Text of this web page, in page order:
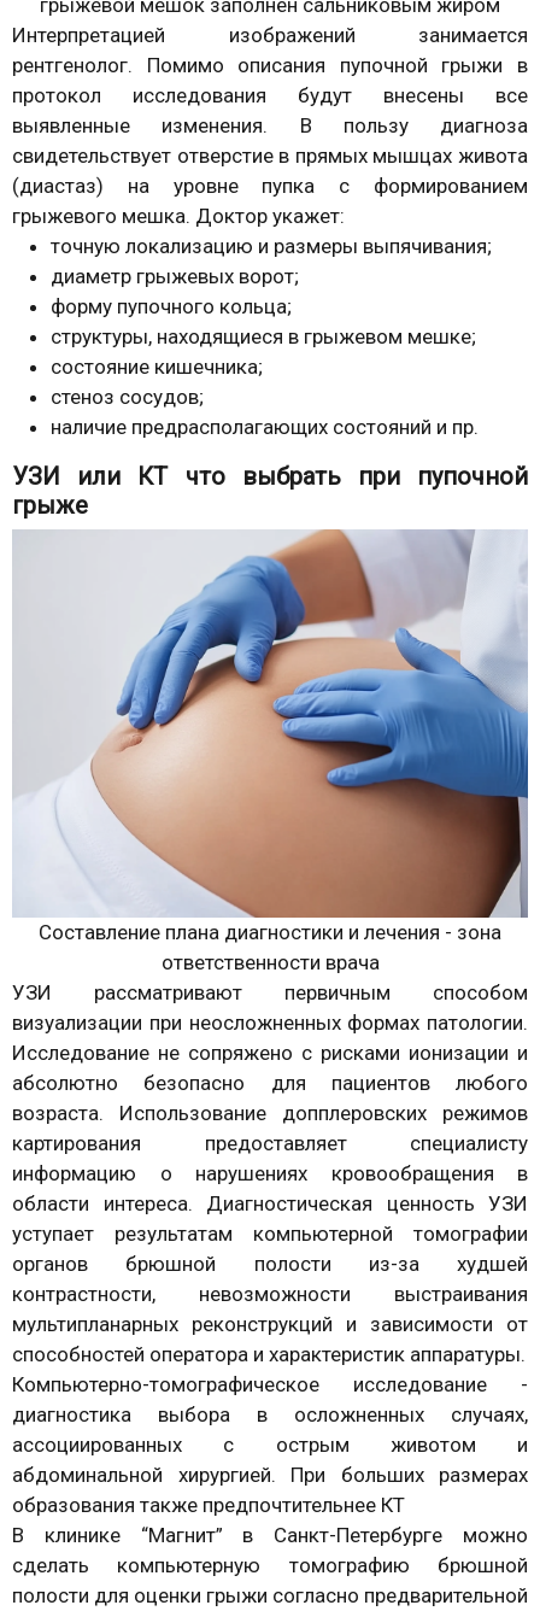
Интерпретацией изображений занимается
рентгенолог. Помимо описания пупочной грыжи в
протокол исследования будут внесены все
выявленные изменения. В пользу диагноза
свидетельствует отверстие в прямых мышцах живота
(диастаз) на уровне пупка с формированием
грыжевого мешка. Доктор укажет:
точную локализацию и размеры выпячивания;
диаметр грыжевых ворот;
форму пупочного кольца;
структуры, находящиеся в грыжевом мешке;
состояние кишечника;
стеноз сосудов;
наличие предрасполагающих состояний и пр.
УЗИ или КТ что выбрать при пупочной
грыже
Составление плана диагностики и лечения - зона
ответственности врача
УЗИ рассматривают первичным способом
визуализации при неосложненных формах патологии.
Исследование не сопряжено с рисками ионизации и
абсолютно безопасно для пациентов любого
возраста. Использование допплеровских режимов
картирования предоставляет специалисту
информацию о нарушениях кровообращения в
области интереса. Диагностическая ценность УЗИ
уступает результатам компьютерной томографии
органов брюшной полости из-за худшей
контрастности, невозможности выстраивания
мультипланарных реконструкций и зависимости от
способностей оператора и характеристик аппаратуры.
Компьютерно-томографическое исследование -
диагностика выбора в осложненных случаях,
ассоциированных с острым животом и
абдоминальной хирургией. При больших размерах
образования также предпочтительнее КТ
В клинике “Магнит” в Санкт-Петербурге можно
сделать компьютерную томографию брюшной
полости для оценки грыжи согласно предварительной